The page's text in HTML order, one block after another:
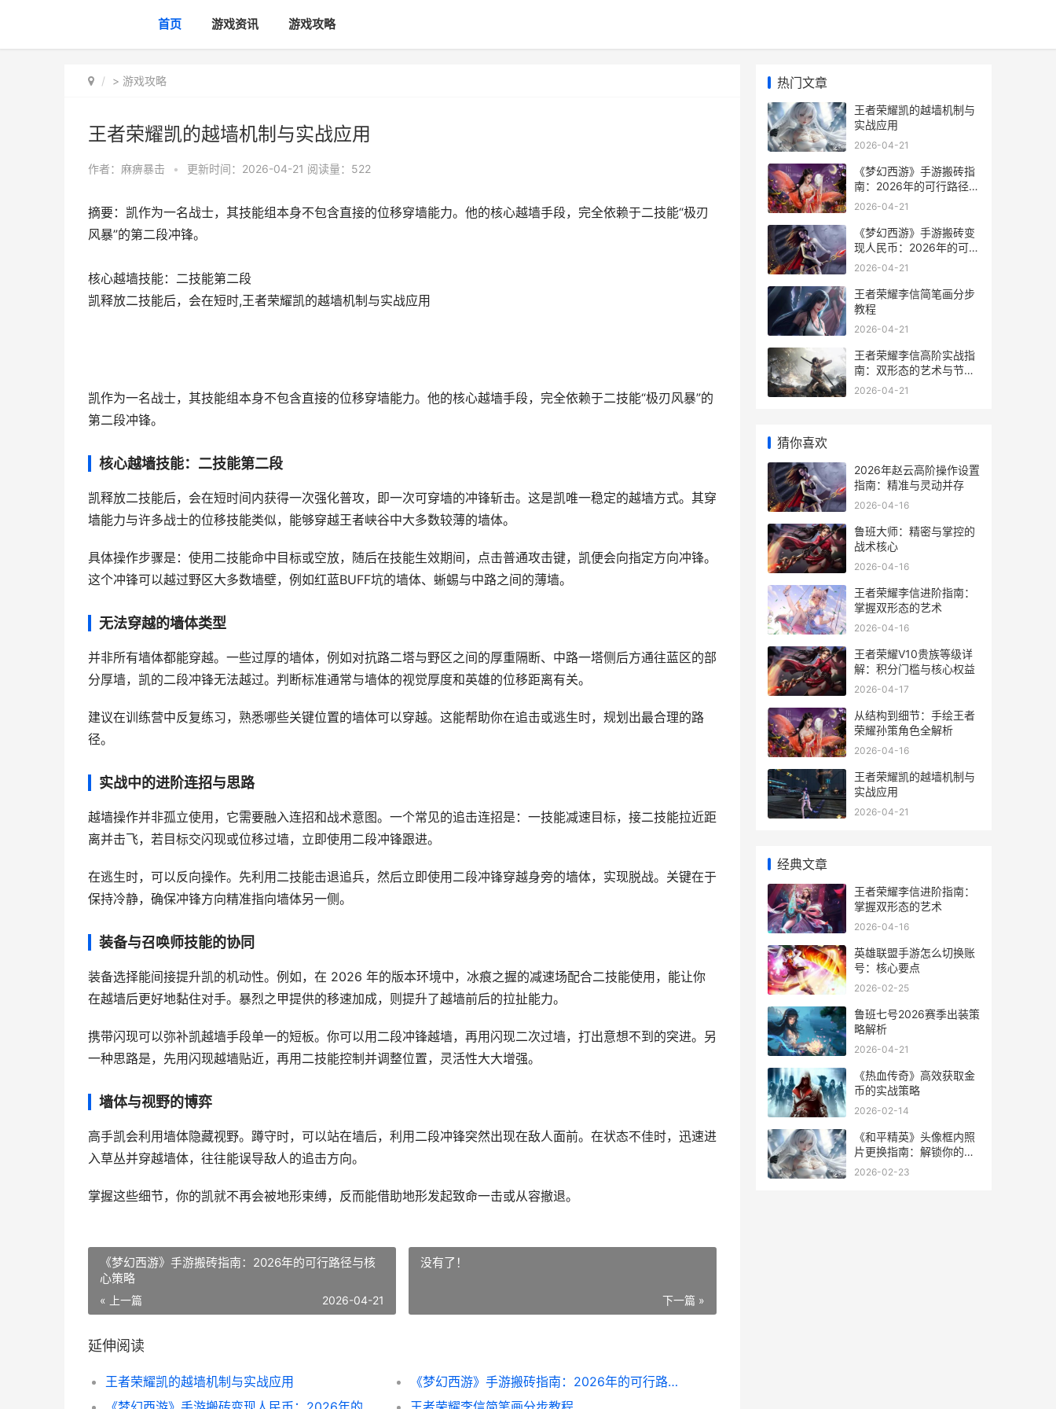
首页 游戏资讯 游戏攻略
> 游戏攻略
王者荣耀凯的越墙机制与实战应用
作者： 麻痹暴击 • 更新时间：2026-04-21 阅读量：522
摘要：凯作为一名战士，其技能组本身不包含直接的位移穿墙能力。他的核心越墙手段，完全依赖于二技能“极刃
风暴”的第二段冲锋。
核心越墙技能：二技能第二段
凯释放二技能后，会在短时,王者荣耀凯的越墙机制与实战应用
凯作为一名战士，其技能组本身不包含直接的位移穿墙能力。他的核心越墙手段，完全依赖于二技能“极刃风暴”的
第二段冲锋。
核心越墙技能：二技能第二段
凯释放二技能后，会在短时间内获得一次强化普攻，即一次可穿墙的冲锋斩击。这是凯唯一稳定的越墙方式。其穿
墙能力与许多战士的位移技能类似，能够穿越王者峡谷中大多数较薄的墙体。
具体操作步骤是：使用二技能命中目标或空放，随后在技能生效期间，点击普通攻击键，凯便会向指定方向冲锋。
这个冲锋可以越过野区大多数墙壁，例如红蓝BUFF坑的墙体、蜥蜴与中路之间的薄墙。
无法穿越的墙体类型
并非所有墙体都能穿越。一些过厚的墙体，例如对抗路二塔与野区之间的厚重隔断、中路一塔侧后方通往蓝区的部
分厚墙，凯的二段冲锋无法越过。判断标准通常与墙体的视觉厚度和英雄的位移距离有关。
建议在训练营中反复练习，熟悉哪些关键位置的墙体可以穿越。这能帮助你在追击或逃生时，规划出最合理的路
径。
实战中的进阶连招与思路
越墙操作并非孤立使用，它需要融入连招和战术意图。一个常见的追击连招是：一技能减速目标，接二技能拉近距
离并击飞，若目标交闪现或位移过墙，立即使用二段冲锋跟进。
在逃生时，可以反向操作。先利用二技能击退追兵，然后立即使用二段冲锋穿越身旁的墙体，实现脱战。关键在于
保持冷静，确保冲锋方向精准指向墙体另一侧。
装备与召唤师技能的协同
装备选择能间接提升凯的机动性。例如，在 2026 年的版本环境中，冰痕之握的减速场配合二技能使用，能让你
在越墙后更好地黏住对手。暴烈之甲提供的移速加成，则提升了越墙前后的拉扯能力。
携带闪现可以弥补凯越墙手段单一的短板。你可以用二段冲锋越墙，再用闪现二次过墙，打出意想不到的突进。另
一种思路是，先用闪现越墙贴近，再用二技能控制并调整位置，灵活性大大增强。
墙体与视野的博弈
高手凯会利用墙体隐藏视野。蹲守时，可以站在墙后，利用二段冲锋突然出现在敌人面前。在状态不佳时，迅速进
入草丛并穿越墙体，往往能误导敌人的追击方向。
掌握这些细节，你的凯就不再会被地形束缚，反而能借助地形发起致命一击或从容撤退。
《梦幻西游》手游搬砖指南：2026年的可行路径与核
心策略
« 上一篇 2026-04-21
没有了！
下一篇 »
延伸阅读
王者荣耀凯的越墙机制与实战应用
《梦幻西游》手游搬砖指南：2026年的可行路径与核心策略
热门文章
王者荣耀凯的越墙机制与
实战应用
2026-04-21
《梦幻西游》手游搬砖指
南：2026年的可行路径与
核心策略
2026-04-21
《梦幻西游》手游搬砖变
现人民币：2026年的可行
路径与核心策略
2026-04-21
王者荣耀李信简笔画分步
教程
2026-04-21
王者荣耀李信高阶实战指
南：双形态的艺术与节奏
掌控
2026-04-21
猜你喜欢
2026年赵云高阶操作设置
指南：精准与灵动并存
2026-04-16
鲁班大师：精密与掌控的
战术核心
2026-04-16
王者荣耀李信进阶指南：
掌握双形态的艺术
2026-04-16
王者荣耀V10贵族等级详
解：积分门槛与核心权益
2026-04-17
从结构到细节：手绘王者
荣耀孙策角色全解析
2026-04-16
王者荣耀凯的越墙机制与
实战应用
2026-04-21
经典文章
王者荣耀李信进阶指南：
掌握双形态的艺术
2026-04-16
英雄联盟手游怎么切换账
号：核心要点
2026-02-25
鲁班七号2026赛季出装策
略解析
2026-04-21
《热血传奇》高效获取金
币的实战策略
2026-02-14
《和平精英》头像框内照
片更换指南：解锁你的个
性化展示
2026-02-23